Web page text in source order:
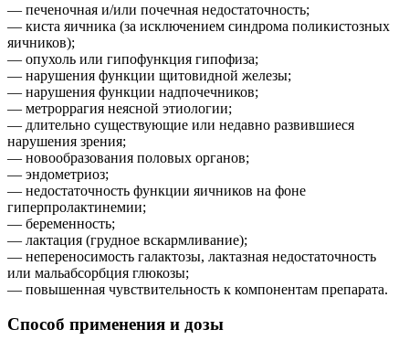
— печеночная и/или почечная недостаточность;
— киста яичника (за исключением синдрома поликистозных
яичников);
— опухоль или гипофункция гипофиза;
— нарушения функции щитовидной железы;
— нарушения функции надпочечников;
— метроррагия неясной этиологии;
— длительно существующие или недавно развившиеся
нарушения зрения;
— новообразования половых органов;
— эндометриоз;
— недостаточность функции яичников на фоне
гиперпролактинемии;
— беременность;
— лактация (грудное вскармливание);
— непереносимость галактозы, лактазная недостаточность
или мальабсорбция глюкозы;
— повышенная чувствительность к компонентам препарата.
Способ применения и дозы